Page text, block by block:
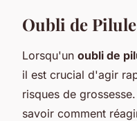
Oubli de
Lorsqu'un oubli de
il est crucial d'agir
risques de
savoir comment